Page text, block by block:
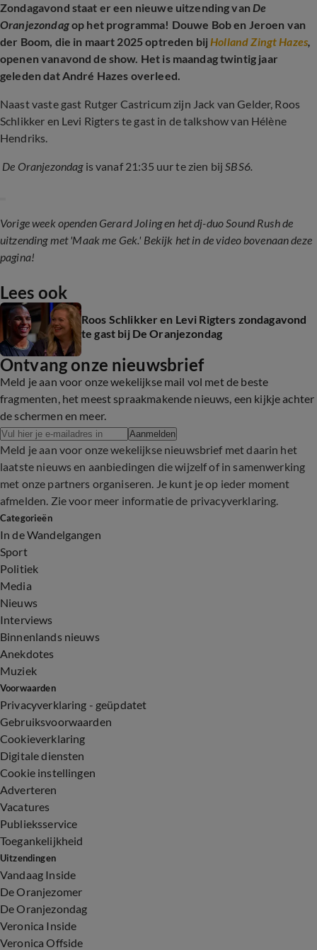
Zondagavond staat er een nieuwe uitzending vanDe
Oranjezondagop het programma! Douwe Bob en Jeroen van
der Boom, die in maart 2025 optreden bijHolland Zingt Hazes,
openen vanavond de show. Het is maandag twintig jaar
geleden dat André Hazes overleed.
Naast vaste gast Rutger Castricum zijn Jack van Gelder, Roos
Schlikker en Levi Rigters te gast in de talkshow van Hélène
Hendriks.
De Oranjezondag is vanaf 21:35 uur te zien bijSBS6.
Vorige week openden Gerard Joling en het dj-duo Sound Rush de
uitzending met 'Maak me Gek.' Bekijk het in de video bovenaan deze
pagina!
Lees ook
Roos Schlikker en Levi Rigters zondagavond
te gast bij De Oranjezondag
Ontvang onze nieuwsbrief
Meld je aan voor onze wekelijkse mail vol met de beste
fragmenten, het meest spraakmakende nieuws, een kijkje achter
de schermen en meer.
Aanmelden
Meld je aan voor onze wekelijkse nieuwsbrief met daarin het
laatste nieuws en aanbiedingen die wijzelf of in samenwerking
met onze partners organiseren. Je kunt je op ieder moment
afmelden. Zie voor meer informatie de privacyverklaring.
Categorieën
In de Wandelgangen
Sport
Politiek
Media
Nieuws
Interviews
Binnenlands nieuws
Anekdotes
Muziek
Voorwaarden
Privacyverklaring - geüpdatet
Gebruiksvoorwaarden
Cookieverklaring
Digitale diensten
Cookie instellingen
Adverteren
Vacatures
Publieksservice
Toegankelijkheid
Uitzendingen
Vandaag Inside
De Oranjezomer
De Oranjezondag
Veronica Inside
Veronica Offside